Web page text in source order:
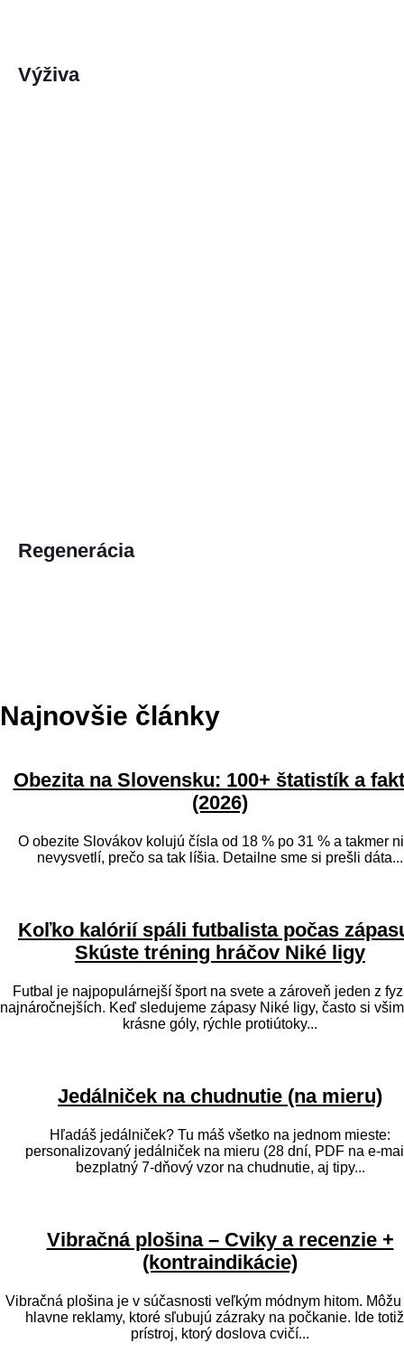
Výživa
Regenerácia
Najnovšie články
Obezita na Slovensku: 100+ štatistík a
(2026)
O obezite Slovákov kolujú čísla od 18 % po 31 % a takmer
nevysvetlí, prečo sa tak líšia. Detailne sme si prešli dáta...
Koľko kalórií spáli futbalista počas
Skúste tréning hráčov Niké ligy
Futbal je najpopulárnejší šport na svete a zároveň jeden z
najnáročnejších. Keď sledujeme zápasy Niké ligy, často si
krásne góly, rýchle protiútoky...
Jedálniček na chudnutie (na mieru)
Hľadáš jedálniček? Tu máš všetko na jednom mieste:
personalizovaný jedálniček na mieru (28 dní, PDF na e-
bezplatný 7-dňový vzor na chudnutie, aj tipy...
Vibračná plošina – Cviky a recenzie +
(kontraindikácie)
Vibračná plošina je v súčasnosti veľkým módnym hitom. Môžu
hlavne reklamy, ktoré sľubujú zázraky na počkanie. Ide totiž o
prístroj, ktorý doslova cvičí...